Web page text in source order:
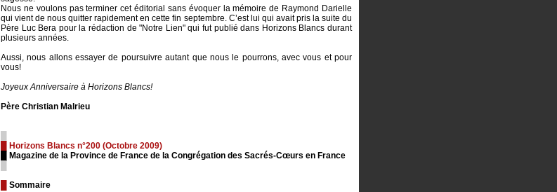
Nous ne voulons pas terminer cet éditorial sans évoquer la mémoire de Raymond Darielle
qui vient de nous quitter rapidement en cette fin septembre. C’est lui qui avait pris la suite du
Père Luc Bera pour la rédaction de "Notre Lien" qui fut publié dans Horizons Blancs durant
plusieurs années.
Aussi, nous allons essayer de poursuivre autant que nous le pourrons, avec vous et pour
vous!
Joyeux Anniversaire à Horizons Blancs!
Père Christian Malrieu
█ Horizons Blancs n°200 (Octobre 2009)
█ Magazine de la Province de France de la Congrégation des Sacrés-Cœurs en France
Sommaire